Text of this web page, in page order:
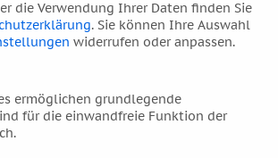
die Verwendung Ihrer Daten finden Sie
. Sie können Ihre Auswahl
widerrufen oder anpassen.
ermöglichen grundlegende
für die einwandfreie Funktion der